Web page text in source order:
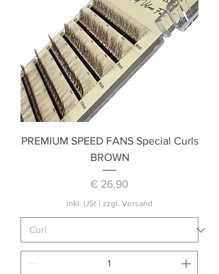
PREMIUM SPEED FANS Special Curls
BROWN
Preis
€ 26,90
inkl. USt | zzgl. Versand